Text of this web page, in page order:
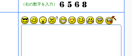
（右の数字を入力）